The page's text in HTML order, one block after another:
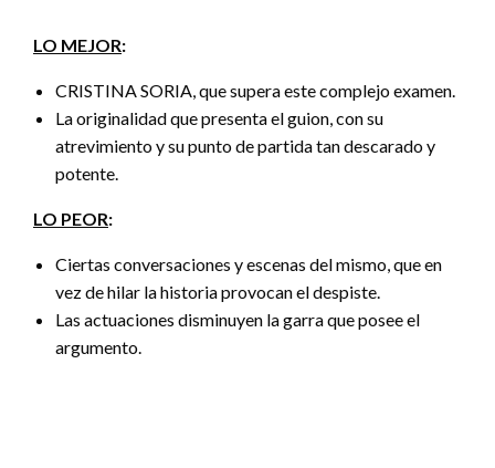
LO MEJOR:
CRISTINA SORIA, que supera este complejo examen.
La originalidad que presenta el guion, con su
atrevimiento y su punto de partida tan descarado y
potente.
LO PEOR:
Ciertas conversaciones y escenas del mismo, que en
vez de hilar la historia provocan el despiste.
Las actuaciones disminuyen la garra que posee el
argumento.